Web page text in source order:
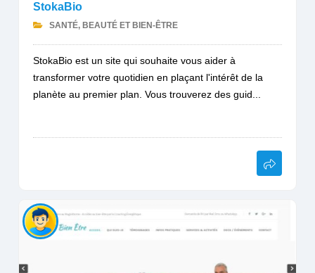
StokaBio
SANTÉ, BEAUTÉ ET BIEN-ÊTRE
StokaBio est un site qui souhaite vous aider à
transformer votre quotidien en plaçant l'intérêt de la
planète au premier plan. Vous trouverez des guid...